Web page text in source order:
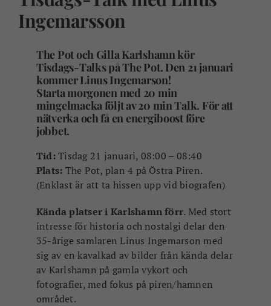
Ingemarsson
The Pot och Gilla Karlshamn kör
Tisdags-Talkspå The Pot. Den 21 januari
kommer Linus Ingemarson!
Starta morgonen med 20 min
mingelmacka följt av 20 min Talk. För att
nätverka och få en energiboost före
jobbet.
Tid:Tisdag 21 januari, 08:00 – 08:40
Plats: The Pot, plan 4 på Östra Piren.
(Enklast är att ta hissen upp vid biografen)
Kända platser i Karlshamn förr. Med stort
intresse för historia och nostalgi delar den
35-årige samlaren Linus Ingemarson med
sig av en kavalkad av bilder från kända delar
av Karlshamn på gamla vykort och
fotografier, med fokus på piren/hamnen
området.